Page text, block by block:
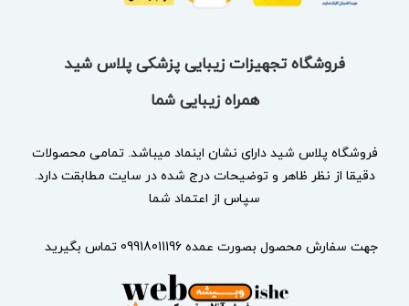
فروشگاه تجهیزات زیبایی پزشکی پلاس شید
همراه زیبایی شما
فروشگاه پلاس شید دارای نشان اینماد میباشد. تمامی محصولات
دقیقا از نظر ظاهر و توضیحات درج شده در سایت مطابقت دارد.
سپاس از اعتماد شما
جهت سفارش محصول بصورت عمده 09918011196 تماس بگیرید